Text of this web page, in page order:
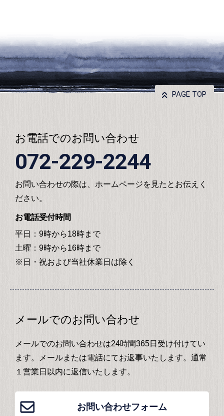
PAGE TOP
お電話でのお問い合わせ
072-229-2244
お問い合わせの際は、ホームページを見たとお伝えく
ださい。
お電話受付時間
平日：9時から18時まで
土曜：9時から16時まで
※日・祝および当社休業日は除く
メールでのお問い合わせ
メールでのお問い合わせは24時間365日受け付けてい
ます。メールまたは電話にてお返事いたします。通常
１営業日以内に返信いたします。
お問い合わせフォーム